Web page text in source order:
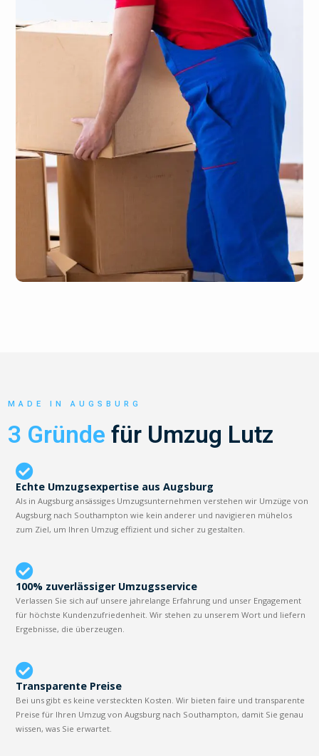
MADE IN AUGSBURG
3 Gründe für Umzug Lutz
Echte Umzugsexpertise aus Augsburg
Als in Augsburg ansässiges Umzugsunternehmen verstehen wir Umzüge von
Augsburg nach Southampton wie kein anderer und navigieren mühelos
zum Ziel, um Ihren Umzug effizient und sicher zu gestalten.
100% zuverlässiger Umzugsservice
Verlassen Sie sich auf unsere jahrelange Erfahrung und unser Engagement
für höchste Kundenzufriedenheit. Wir stehen zu unserem Wort und liefern
Ergebnisse, die überzeugen.
Transparente Preise
Bei uns gibt es keine versteckten Kosten. Wir bieten faire und transparente
Preise für Ihren Umzug von Augsburg nach Southampton, damit Sie genau
wissen, was Sie erwartet.